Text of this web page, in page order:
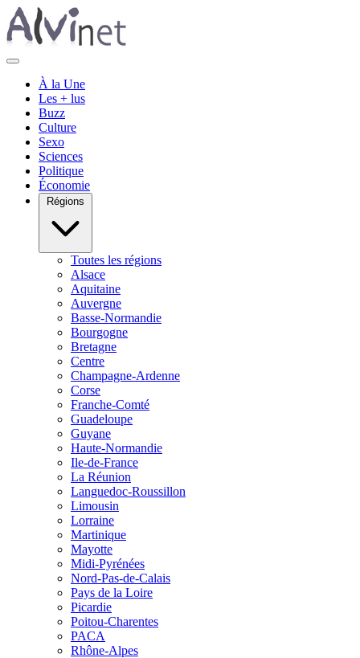
À la Une
Les + lus
Buzz
Culture
Sexo
Sciences
Politique
Économie
Régions
Toutes les régions
Alsace
Aquitaine
Auvergne
Basse-Normandie
Bourgogne
Bretagne
Centre
Champagne-Ardenne
Corse
Franche-Comté
Guadeloupe
Guyane
Haute-Normandie
Ile-de-France
La Réunion
Languedoc-Roussillon
Limousin
Lorraine
Martinique
Mayotte
Midi-Pyrénées
Nord-Pas-de-Calais
Pays de la Loire
Picardie
Poitou-Charentes
PACA
Rhône-Alpes